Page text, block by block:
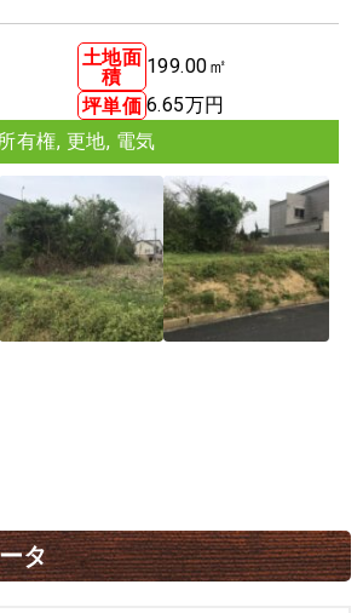
土地面
積
199.00㎡
坪単価 6.65万円
有権, 更地, 電気
タ